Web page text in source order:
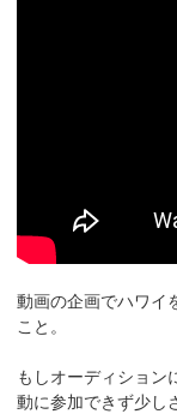
動画の企画でハワイ
こと。
もしオーディション
動に参加できず少し